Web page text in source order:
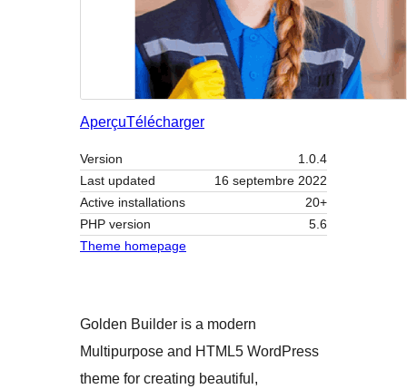
AperçuTélécharger
Version
1.0.4
Last updated
16 septembre 2022
Active installations
20+
PHP version
5.6
Theme homepage
Golden Builder is a modern
Multipurpose and HTML5 WordPress
theme for creating beautiful,